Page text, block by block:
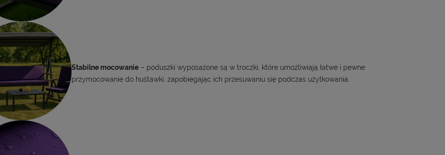
Stabilne mocowanie – poduszki wyposażone są w troczki, które umożliwiają łatwe i pewne
przymocowanie do huśtawki, zapobiegając ich przesuwaniu się podczas użytkowania.